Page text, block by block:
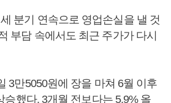
분기 연속으로 영업손실을 낼 것
부담 속에서도 최근 주가가 다시
3만5050원에 장을 마쳐 6월 이후
승했다. 3개월 전보다는 5.9% 올